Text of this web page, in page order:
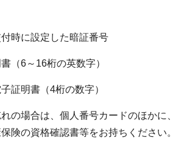
時に設定した暗証番号
（6～16桁の英数字）
証明書（4桁の数字）
の場合は、個人番号カードのほかに、
険の資格確認書等をお持ちください。